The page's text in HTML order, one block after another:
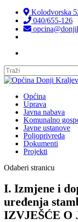
Kolodvorska
040/655-126
Općina
Uprava
Javna nabava
Komunalno
Javne ustanove
Poljoprivreda
Dokumenti
Projekti
Odaberi stranicu
I. Izmjene i
uređenja
IZVJEŠĆE O